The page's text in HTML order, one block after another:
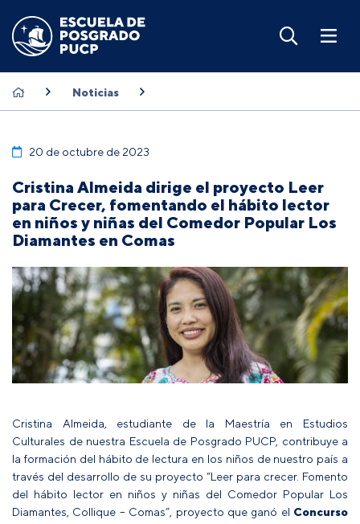
Noticias
20 de octubre de 2023
Cristina Almeida dirige el proyecto Leer
para Crecer, fomentando el hábito lector
en niños y niñas del Comedor Popular Los
Diamantes en Comas
Cristina Almeida, estudiante de la Maestría en Estudios
Culturales de nuestra Escuela de Posgrado PUCP, contribuye a
la formación del hábito de lectura en los niños de nuestro país a
través del desarrollo de su proyecto “Leer para crecer. Fomento
del hábito lector en niños y niñas del Comedor Popular Los
Diamantes, Collique – Comas”, proyecto que ganó el Concurso